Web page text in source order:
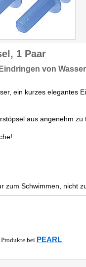
1 Paar
von
ein kurzes elegantes
aus angenehm
zum Schwimmen, nicht
bei PEARL